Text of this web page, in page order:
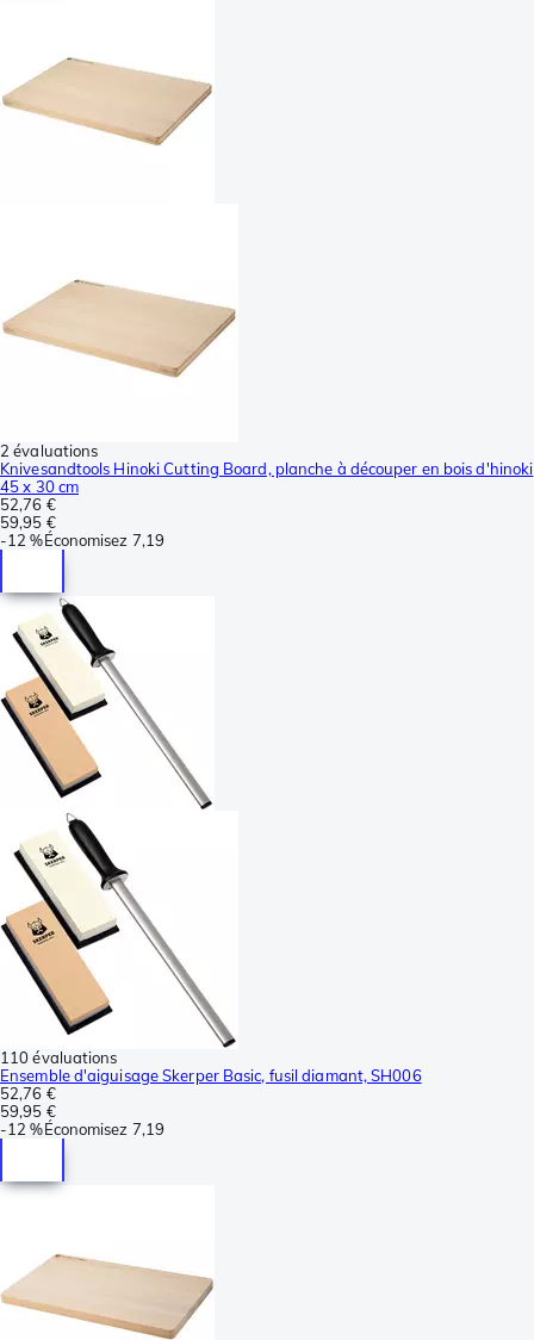
2 évaluations
Knivesandtools Hinoki Cutting Board, planche à découper en bois d'hinoki
45 x 30 cm
52,76 €
59,95 €
-12 %Économisez 7,19
110 évaluations
Ensemble d'aiguisage Skerper Basic, fusil diamant, SH006
52,76 €
59,95 €
-12 %Économisez 7,19